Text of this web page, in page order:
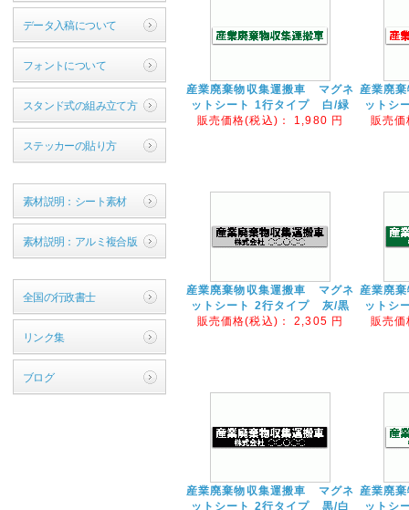
データ入稿について
フォントについて
スタンド式の組み立て方
ステッカーの貼り方
素材説明：シート素材
素材説明：アルミ複合版
全国の行政書士
リンク集
ブログ
産業廃棄物収集運搬車 マグネ
ットシート 1行タイプ 白/緑
販売価格(税込)： 1,980 円
産業廃
ットシ
販売
産業廃棄物収集運搬車 マグネ
ットシート 2行タイプ 灰/黒
販売価格(税込)：2,305 円
産業廃
ットシ
販売
産業廃棄物収集運搬車 マグネ
ットシート 2行タイプ 黒/白
産業廃
ットシ